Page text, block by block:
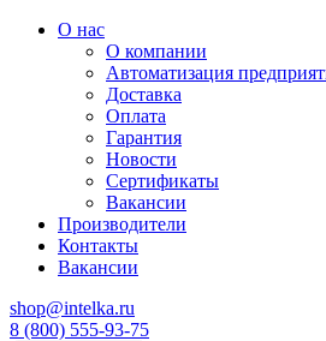
О нас
О компании
Автоматизация
Доставка
Оплата
Гарантия
Новости
Сертификаты
Вакансии
Производители
Контакты
Вакансии
shop@intelka.ru
8 (800) 555-93-75